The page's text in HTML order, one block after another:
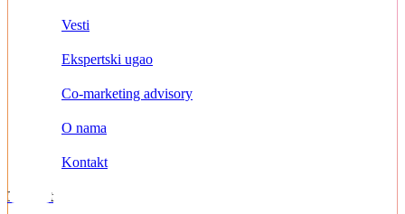
Vesti
Ekspertski ugao
Co-marketing advisory
O nama
Kontakt
Kontakt